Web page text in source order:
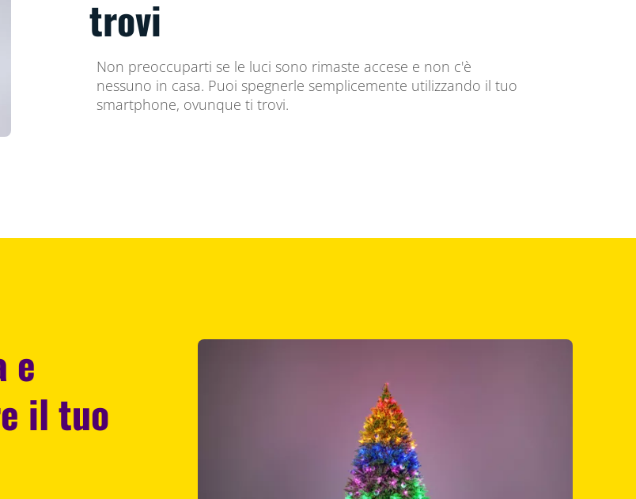
trovi
Non preoccuparti se le luci sono rimaste accese e non c'è
nessuno in casa. Puoi spegnerle semplicemente utilizzando il tuo
smartphone, ovunque ti trovi.
e
il tuo